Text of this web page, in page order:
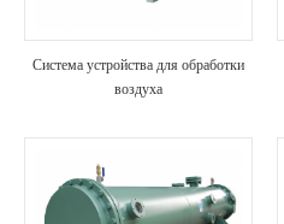
Система устройства для обработки
воздуха